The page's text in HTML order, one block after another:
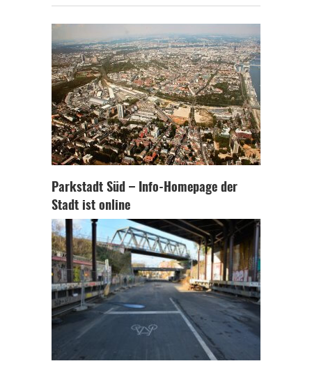
Parkstadt Süd – Info-Homepage der
Stadt ist online